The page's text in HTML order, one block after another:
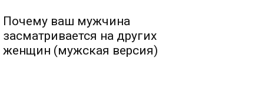
Почему ваш мужчина
засматривается на других
женщин (мужская версия)